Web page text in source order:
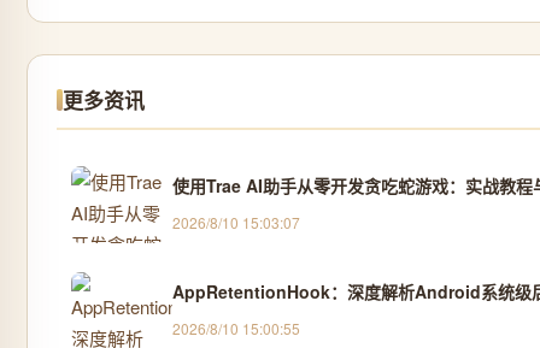
更多资讯
使用Trae AI助手从零开发贪吃蛇游戏：实战教程
2026/8/10 15:03:07
AppRetentionHook：深度解析Android系统级
2026/8/10 15:00:55